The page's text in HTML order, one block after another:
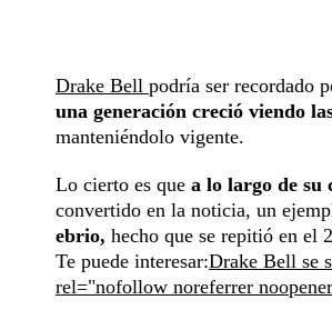
Drake Bell podría ser recordado
una generación creció viendo
manteniéndolo vigente.
Lo cierto es que a lo largo de su
convertido en la noticia, un
ebrio, hecho que se repitió en el
Te puede interesar:Drake Bell se
rel="nofollow noreferrer